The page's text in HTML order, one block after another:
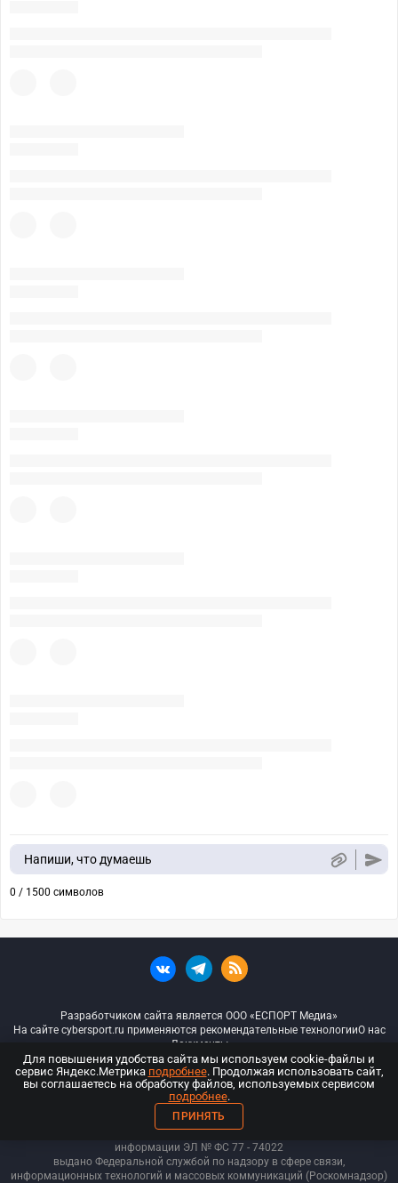
Напиши, что думаешь
0 / 1500 символов
Разработчиком сайта является ООО «ЕСПОРТ Медиа»
На сайте cybersport.ru применяются рекомендательные технологииО нас
Документы
© ООО «Киберспорт.ру» — Все права защищены
18+
ООО «Киберспорт.ру». Свидетельство о регистрации средств массовой
информации ЭЛ № ФС 77 - 74022
выдано Федеральной службой по надзору в сфере связи,
информационных технологий и массовых коммуникаций (Роскомнадзор)
Для повышения удобства сайта мы используем cookie-файлы и
сервис Яндекс.Метрика подробнее. Продолжая использовать сайт,
вы соглашаетесь на обработку файлов, используемых сервисом
подробнее.
ПРИНЯТЬ